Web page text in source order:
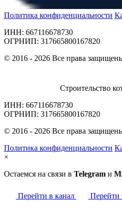
Политика конфиденциальности
ИНН: 667116678730
ОГРНИП: 317665800167820
© 2016 - 2026 Все права
Строительство
ИНН: 667116678730
ОГРНИП: 317665800167820
© 2016 - 2026 Все права
Политика конфиденциальности
×
Остаемся на связи в Telegram и
Перейти в канал
Перейти